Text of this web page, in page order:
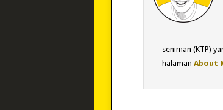
seniman (KTP)
halaman About